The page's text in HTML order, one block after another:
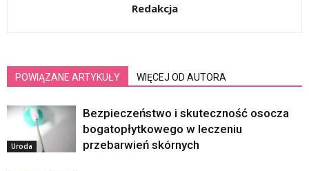
Redakcja
POWIĄZANE ARTYKUŁY WIĘCEJ OD AUTORA
Uroda
Bezpieczeństwo i skuteczność osocza
bogatopłytkowego w leczeniu
przebarwień skórnych